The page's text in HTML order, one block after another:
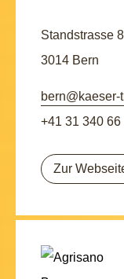
Standstrasse 8
3014 Bern
bern@kaeser-
+41 31 340 66
Zur